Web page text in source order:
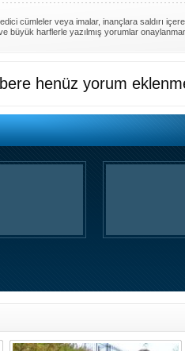
cümleler veya imalar, inançlara saldırı
büyük harflerle yazılmış yorumlar
henüz yorum